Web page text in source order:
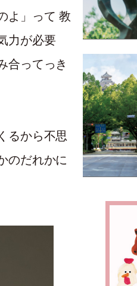
よ」って 教
力が必要
合ってっき
るから不思
のだれかに